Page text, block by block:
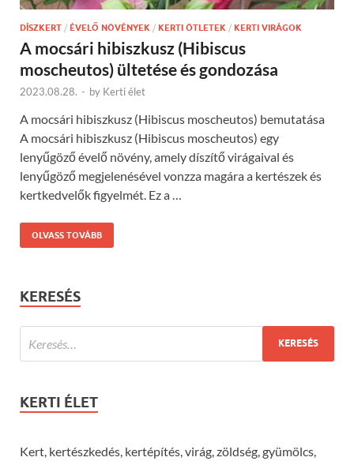
DÍSZKERT / ÉVELŐ NÖVÉNYEK / KERTI ÖTLETEK / KERTI VIRÁGOK
A mocsári hibiszkusz (Hibiscus
moscheutos) ültetése és gondozása
2023.08.28. - by Kerti élet
A mocsári hibiszkusz (Hibiscus moscheutos) bemutatása
A mocsári hibiszkusz (Hibiscus moscheutos) egy
lenyűgöző évelő növény, amely díszítő virágaival és
lenyűgöző megjelenésével vonzza magára a kertészek és
kertkedvelők figyelmét. Ez a …
OLVASS TOVÁBB
KERESÉS
KERTI ÉLET
Kert, kertészkedés, kertépítés, virág, zöldség, gyümölcs,